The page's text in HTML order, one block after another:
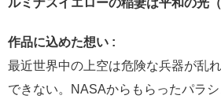
作品に込めた想い :
最近世界中の上空は危険な兵器が乱
できない。NASAからもらったパラ